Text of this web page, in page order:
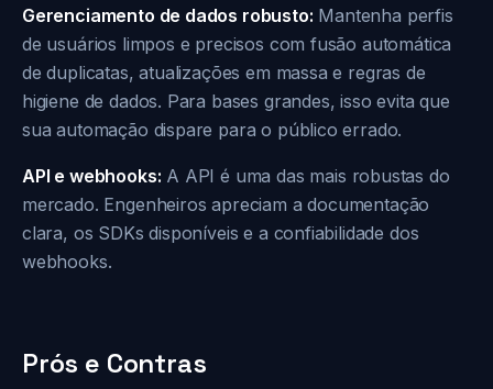
Gerenciamento de dados robusto: Mantenha perfis
de usuários limpos e precisos com fusão automática
de duplicatas, atualizações em massa e regras de
higiene de dados. Para bases grandes, isso evita que
sua automação dispare para o público errado.
API e webhooks: A API é uma das mais robustas do
mercado. Engenheiros apreciam a documentação
clara, os SDKs disponíveis e a confiabilidade dos
webhooks.
Prós e Contras